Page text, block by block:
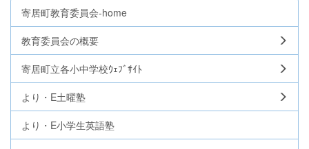
寄居町教育委員会-home
教育委員会の概要
寄居町立各小中学校ｳｪﾌﾞｻｲﾄ
より・E土曜塾
より・E小学生英語塾